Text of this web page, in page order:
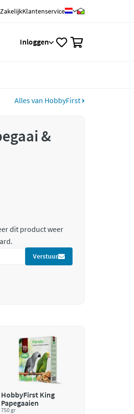
ZakelijkKlantenservice
Inloggen
Alles van HobbyFirst
&
dit product weer
Verstuur
HobbyFirst King
Papegaaien
750 gr